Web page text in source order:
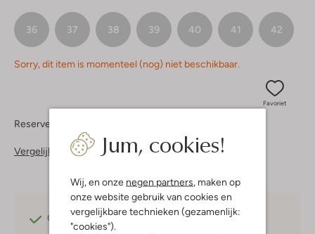
Jum, cookies!
Wij, en onze negen partners, maken op
onze website gebruik van cookies en
vergelijkbare technieken (gezamenlijk:
"cookies").
36 37 38 39 40 41 42
Sorry, dit item is momenteel (nog) niet beschikbaar.
Favoriet
Reserveer direct in een van onze 37 boutiques
Vergelijkbare items
Gratis verzendingvanaf €75,-